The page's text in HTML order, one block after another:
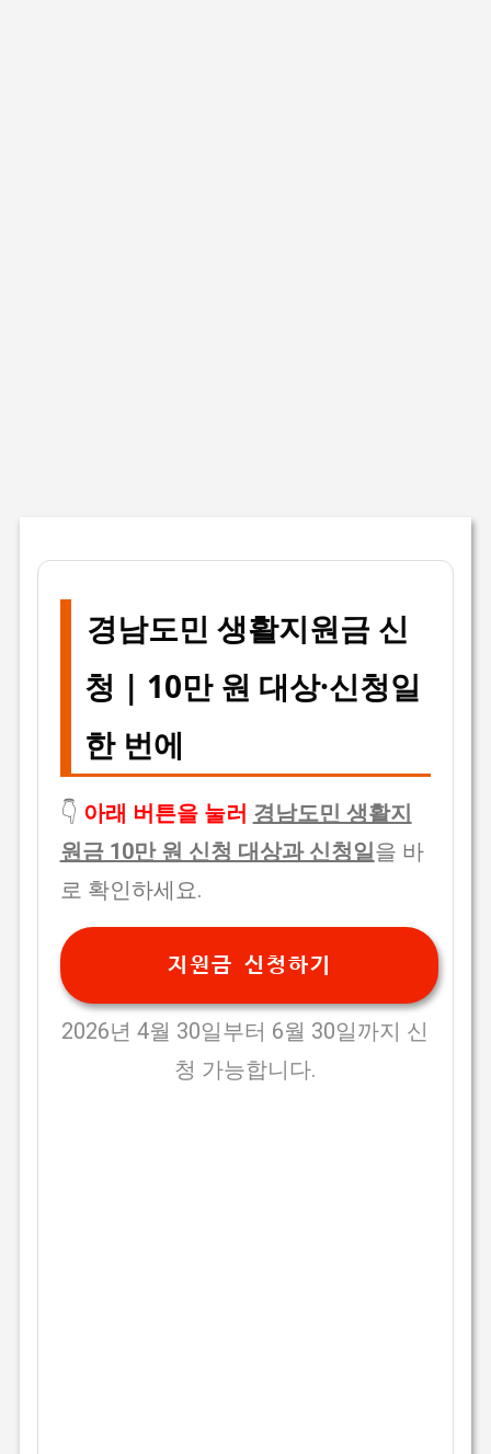
경남도민 생활지원금 신
청 | 10만 원 대상·신청일
한 번에
👇 아래 버튼을 눌러 경남도민 생활지
원금 10만 원 신청 대상과 신청일을 바
로 확인하세요.
지원금 신청하기
2026년 4월 30일부터 6월 30일까지 신
청 가능합니다.